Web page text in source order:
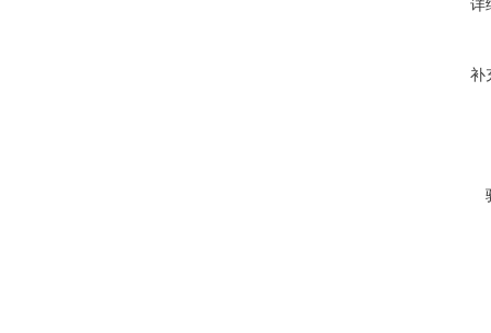
详
补